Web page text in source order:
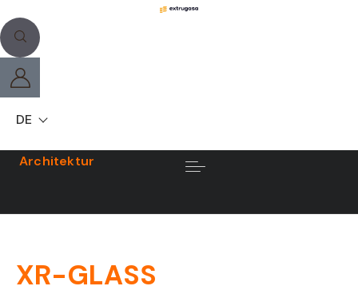
DE
Architektur
XR-GLASS